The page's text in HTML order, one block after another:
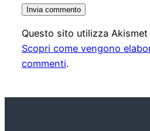
Questo sito utilizza
Scopri come vengono
commenti.